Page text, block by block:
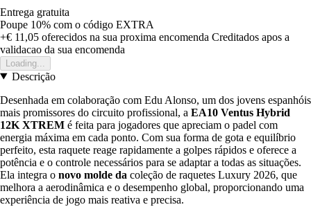
Entrega gratuita
Poupe 10% com o código EXTRA
+€ 11,05 oferecidos na sua proxima encomenda Creditados apos a
validacao da sua encomenda
Loading...
Descrição
Desenhada em colaboração com Edu Alonso, um dos jovens espanhóis
mais promissores do circuito profissional, a EA10 Ventus Hybrid
12K XTREM é feita para jogadores que apreciam o padel com
energia máxima em cada ponto. Com sua forma de gota e equilíbrio
perfeito, esta raquete reage rapidamente a golpes rápidos e oferece a
potência e o controle necessários para se adaptar a todas as situações.
Ela integra o novo molde da coleção de raquetes Luxury 2026, que
melhora a aerodinâmica e o desempenho global, proporcionando uma
experiência de jogo mais reativa e precisa.